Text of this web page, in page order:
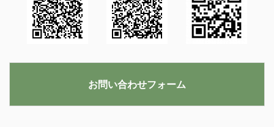
お問い合わせフォーム